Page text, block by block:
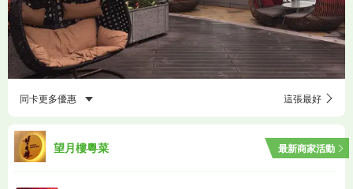
同卡更多優惠 這張最好
望月樓粵菜 最新商家活動